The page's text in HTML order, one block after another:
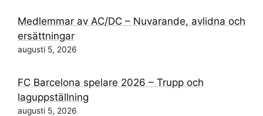
Medlemmar av AC/DC – Nuvarande, avlidna och
ersättningar
augusti 5, 2026
FC Barcelona spelare 2026 – Trupp och
laguppställning
augusti 5, 2026